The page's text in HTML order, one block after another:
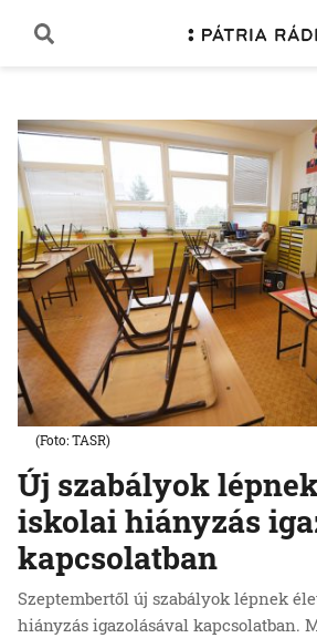
Új szabályok
iskolai hiányzás
kapcsolatban
Szeptembertől új szabályok lépnek
hiányzás igazolásával kapcsolatban.
(Foto: TASR)